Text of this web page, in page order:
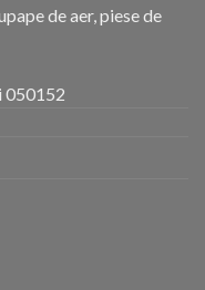
de aer, piese de
050152